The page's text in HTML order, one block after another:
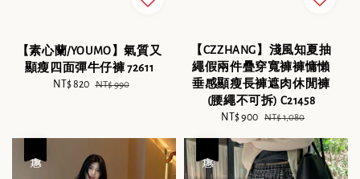
【素心蘭/YOUMO】氣質又
顯瘦四面彈牛仔褲 72611
Sale
NT$ 820 Regular
NT$ 990
【CZZHANG】淺風知夏抽
繩假兩件疊穿寬褲褲慵懶
垂感顯瘦長褲遮肉休閒褲
(腰繩不可拆) C21458
Sale
NT$ 900 Regular
NT$ 1,080